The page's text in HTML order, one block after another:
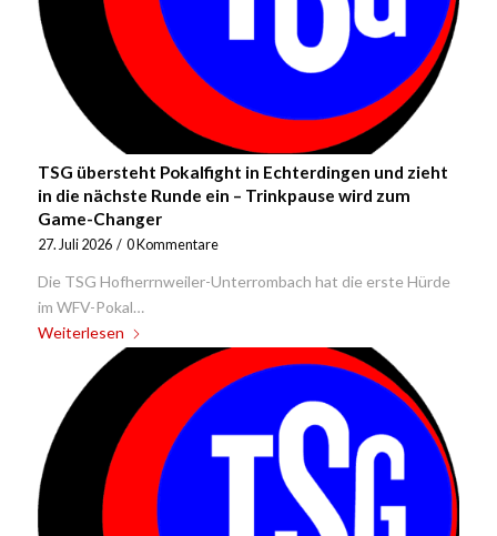
TSG übersteht Pokalfight in Echterdingen und zieht
in die nächste Runde ein – Trinkpause wird zum
Game-Changer
27. Juli 2026 / 0 Kommentare
Die TSG Hofherrnweiler-Unterrombach hat die erste Hürde
im WFV-Pokal…
Weiterlesen